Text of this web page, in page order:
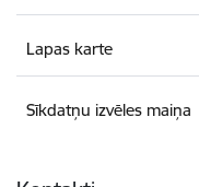
Lapas karte
Sīkdatņu izvēles maiņa